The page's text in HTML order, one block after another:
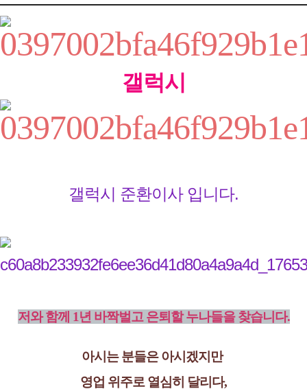
갤럭시
갤럭시 준환이사 입니다.
저와 함께 1년 바짝벌고 은퇴할 누나들을 찾습니다.
아시는 분들은 아시겠지만
영업 위주로 열심히 달리다,